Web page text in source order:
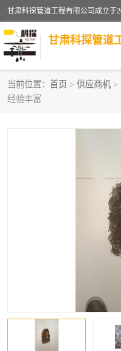
甘肃科探管道
当前位置： 首页 > 供应商机 >
经验丰富
管道安装维修